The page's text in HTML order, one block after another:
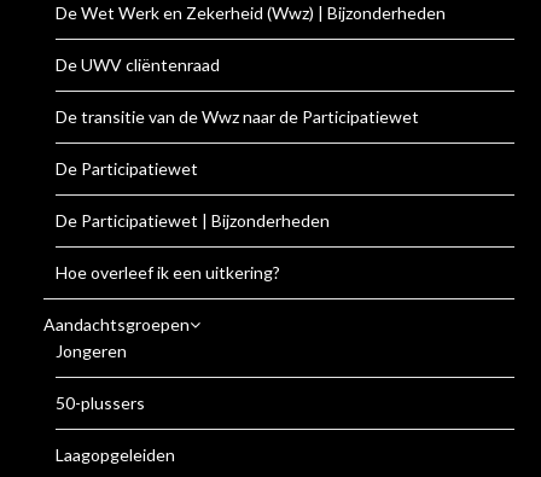
De Wet Werk en Zekerheid (Wwz) | Bijzonderheden
De UWV cliëntenraad
De transitie van de Wwz naar de Participatiewet
De Participatiewet
De Participatiewet | Bijzonderheden
Hoe overleef ik een uitkering?
Aandachtsgroepen
Jongeren
50-plussers
Laagopgeleiden